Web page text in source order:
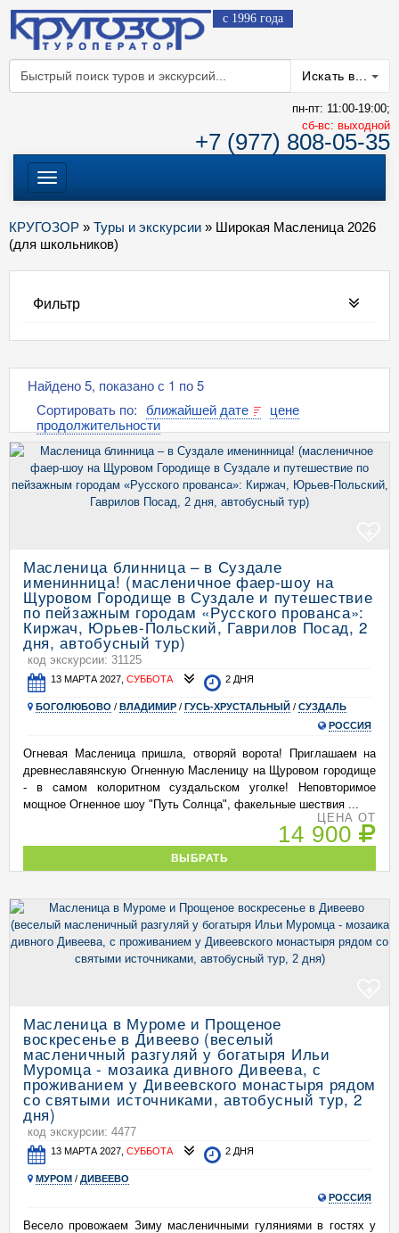
с 1996 года
Искать в...
пн-пт: 11:00-19:00;
cб-вс: выходной
+7 (977) 808-05-35
Меню
КРУГОЗОР » Туры и экскурсии » Широкая Масленица 2026
(для школьников)
Фильтр
Найдено 5, показано с 1 по 5
Сортировать по: ближайшей дате
цене
продолжительности
Масленица блинница – в Суздале
именинница! (масленичное фаер-шоу на
Щуровом Городище в Суздале и путешествие
по пейзажным городам «Русского прованса»:
Киржач, Юрьев-Польский, Гаврилов Посад, 2
дня, автобусный тур)
код экскурсии: 31125
13 МАРТА 2027,СУББОТА 2 ДНЯ
БОГОЛЮБОВО / ВЛАДИМИР / ГУСЬ-ХРУСТАЛЬНЫЙ / СУЗДАЛЬ
РОССИЯ
Огневая Масленица пришла, отворяй ворота! Приглашаем на
древнеславянскую Огненную Масленицу на Щуровом городище
- в самом колоритном суздальском уголке! Неповторимое
мощное Огненное шоу "Путь Солнца", факельные шествия ...
ЦЕНА ОТ
14 900
ВЫБРАТЬ
Масленица в Муроме и Прощеное
воскресенье в Дивеево (веселый
масленичный разгуляй у богатыря Ильи
Муромца - мозаика дивного Дивеева, с
проживанием у Дивеевского монастыря рядом
со святыми источниками, автобусный тур, 2
дня)
код экскурсии: 4477
13 МАРТА 2027,СУББОТА 2 ДНЯ
МУРОМ / ДИВЕЕВО
РОССИЯ
Весело провожаем Зиму масленичными гуляниями в гостях у